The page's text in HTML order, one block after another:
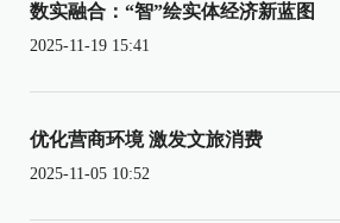
数实融合：“智”绘实体经济新蓝图
2025-11-19 15:41
优化营商环境 激发文旅消费
2025-11-05 10:52